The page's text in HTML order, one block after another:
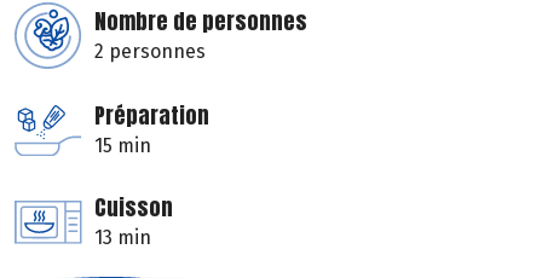
Nombre de personnes
2 personnes
Préparation
15 min
Cuisson
13 min